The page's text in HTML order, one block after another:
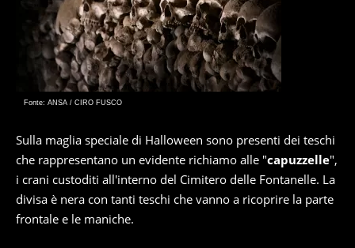
Fonte: ANSA / CIRO FUSCO
Sulla maglia speciale di Halloween sono presenti dei teschi
che rappresentano un evidente richiamo alle "capuzzelle",
i crani custoditi all'interno del Cimitero delle Fontanelle. La
divisa è nera con tanti teschi che vanno a ricoprire la parte
frontale e le maniche.